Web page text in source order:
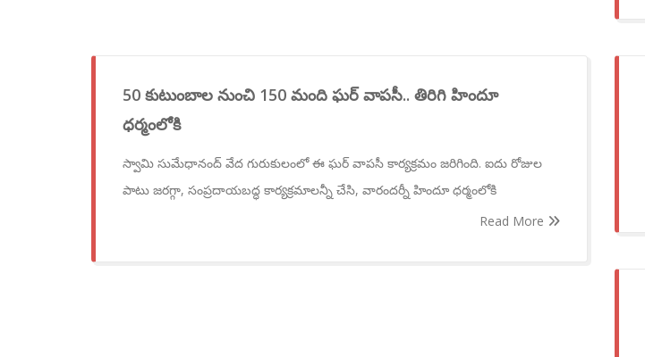
50 కుటుంబాల నుంచి 150 మంది ఘర్ వాపసీ.. తిరిగి హిందూ
ధర్మంలోకి
స్వామి సుమేధానంద్ వేద గురుకులంలో ఈ ఘర్ వాపసీ కార్యక్రమం జరిగింది. ఐదు రోజుల
పాటు జరగ్గా, సంప్రదాయబద్ధ కార్యక్రమాలన్నీ చేసి, వారందర్నీ హిందూ ధర్మంలోకి
Read More